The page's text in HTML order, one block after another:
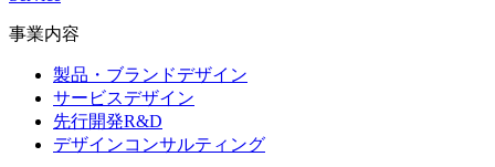
会社概要
Service
事業内容
製品・ブランドデザイン